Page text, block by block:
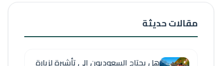
مقالات حديثة
هل يحتاج السعوديون إلى تأشيرة لزيارة